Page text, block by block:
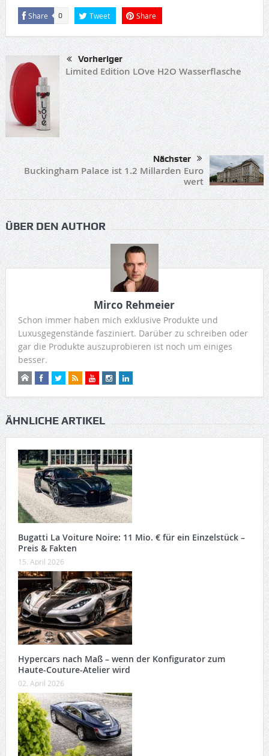
Share 0 Tweet Share
Vorheriger
Limited Edition LOve H2O Wasserflasche
Nächster
Buckingham Palace ist 1.2 Millarden Euro
wert
ÜBER DEN AUTHOR
Mirco Rehmeier
Schon immer haben mich exklusive Produkte und
Luxusgegenstände fasziniert. Darüber zu schreiben oder
gar die Produkte auszuprobieren ist noch um einiges
besser.
ÄHNLICHE ARTIKEL
Bugatti La Voiture Noire: 11 Mio. € für ein Einzelstück –
Preis & Fakten
15. April 2026
Hypercars nach Maß – wenn der Konfigurator zum
Haute-Couture-Atelier wird
02. April 2026